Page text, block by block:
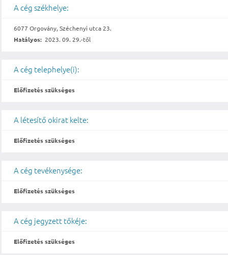
A cég székhelye:
6077 Orgovány, Széchenyi utca 23.
Hatályos: 2023. 09. 29.-től
A cég telephelye(i):
Előfizetés szükséges
A létesítő okirat kelte:
Előfizetés szükséges
A cég tevékenysége:
Előfizetés szükséges
A cég jegyzett tőkéje:
Előfizetés szükséges